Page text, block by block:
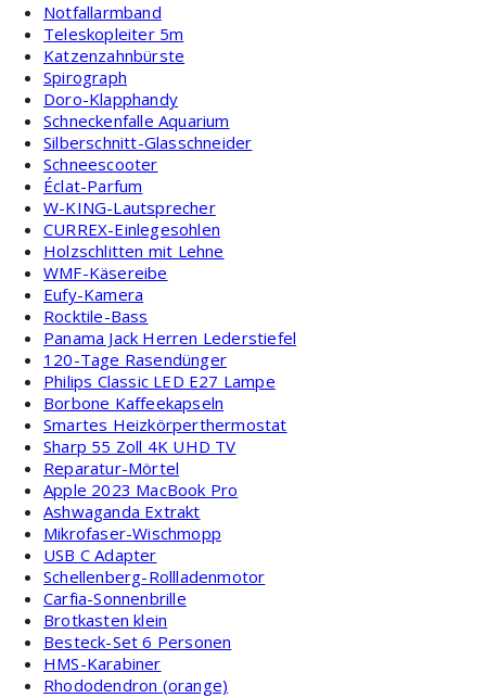
Notfallarmband
Teleskopleiter 5m
Katzenzahnbürste
Spirograph
Doro-Klapphandy
Schneckenfalle Aquarium
Silberschnitt-Glasschneider
Schneescooter
Éclat-Parfum
W-KING-Lautsprecher
CURREX-Einlegesohlen
Holzschlitten mit Lehne
WMF-Käsereibe
Eufy-Kamera
Rocktile-Bass
Panama Jack Herren Lederstiefel
120-Tage Rasendünger
Philips Classic LED E27 Lampe
Borbone Kaffeekapseln
Smartes Heizkörperthermostat
Sharp 55 Zoll 4K UHD TV
Reparatur-Mörtel
Apple 2023 MacBook Pro
Ashwaganda Extrakt
Mikrofaser-Wischmopp
USB C Adapter
Schellenberg-Rollladenmotor
Carfia-Sonnenbrille
Brotkasten klein
Besteck-Set 6 Personen
HMS-Karabiner
Rhododendron (orange)